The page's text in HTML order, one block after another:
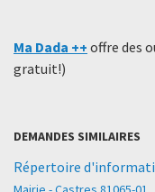
Ma Dada ++ offre des
gratuit!)
DEMANDES SIMILAIRES
Répertoire